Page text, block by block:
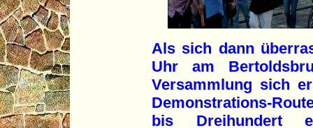
Als sich dann
Uhr am
Versammlung sich
Demonstrations-
bis Dreihundert